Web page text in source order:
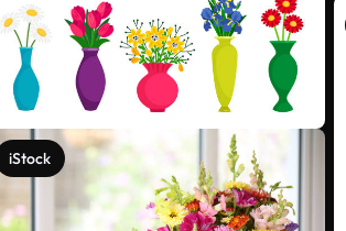
iStock